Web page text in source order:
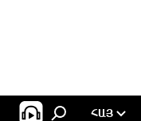
ՀԱՅ